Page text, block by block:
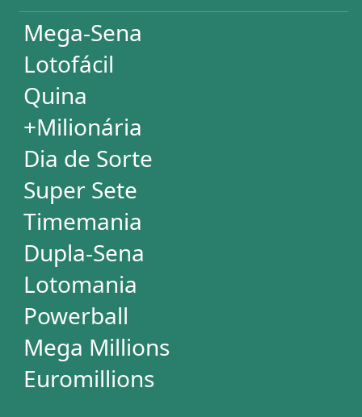
Mega-Sena
Lotofácil
Quina
+Milionária
Dia de Sorte
Timemania
Dupla-Sena
Lotomania
Super Sete
PowerBall
Mega Millions
EuroMillions
ASSINATURA